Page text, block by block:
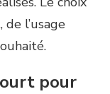
l’usage
pour